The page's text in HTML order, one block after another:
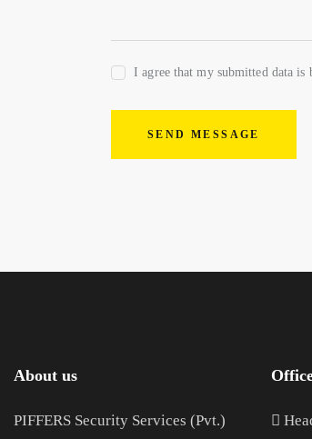
I agree that my submitted data is
SEND MESSAGE
About us
PIFFERS Security Services (Pvt.)
H